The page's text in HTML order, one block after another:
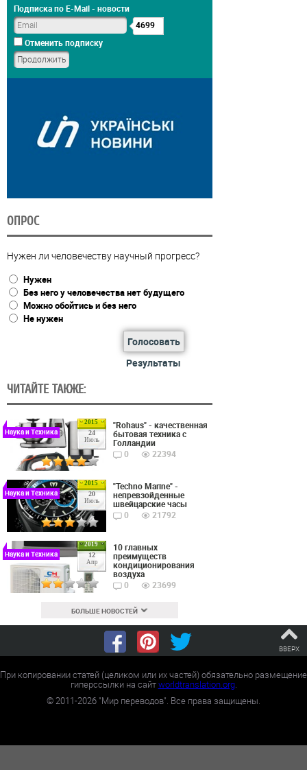
Подписка по E-Mail - новости
4699
Отменить подписку
ОПРОС
Нужен ли человечеству научный прогресс?
Нужен
Без него у человечества нет будущего
Можно обойтись и без него
Не нужен
Голосовать
Результаты
ЧИТАЙТЕ ТАКЖЕ:
2015
24
Июль
Наука и Техника
"Rohaus" - качественная
бытовая техника с
Голландии
0
22394
2015
20
Июль
Наука и Техника
"Techno Marine" -
непревзойденные
швейцарские часы
0
21792
2019
12
Апр
Наука и Техника
10 главных
преимуществ
кондиционирования
воздуха
0
23699
БОЛЬШЕ НОВОСТЕЙ
ВВЕРХ
При копировании статей (целиком или их частей) обязательно размещение
гиперссылки на сайтworldtranslation.org.
©2011-2026 "Мир переводов". Все права защищены.